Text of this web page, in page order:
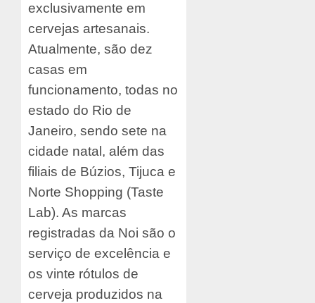
exclusivamente em
cervejas artesanais.
Atualmente, são dez
casas em
funcionamento, todas no
estado do Rio de
Janeiro, sendo sete na
cidade natal, além das
filiais de Búzios, Tijuca e
Norte Shopping (Taste
Lab). As marcas
registradas da Noi são o
serviço de excelência e
os vinte rótulos de
cerveja produzidos na